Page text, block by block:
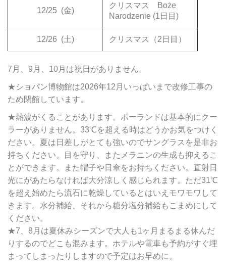
12/25 (金)
クリスマス Boże
Narodzenie (1日目)
12/26 (土) クリスマス（2日目）
7月、9月、10月は祝日がありません。
★ショパン博物館は2026年12月いっぱいまで改修工事の
ため閉館しています。
★熱波がくることがあります。ポーランドは基本的にクー
ラーがありません。33℃を超える時はどうかお気をつけく
ださい。夏は日差しがとても強いのでサングラスを是非お
持ちください。目を守り、またメラニンの生成も抑えるこ
とができます。また帽子や日傘をお持ちください。直射日
光にがあたらなければ大分涼しく感じられます。ただ31℃
を超え始めたら流石に乾燥しているとはいえモワモワして
きます。水分補給、それから糖分塩分補給もこまめにして
ください。
★7、8月は夏休みシーズンで大人も1ヶ月まるまる休んだ
りするのでどこも混みます。ホテルや電車も予約がすぐ埋
まってしまったりしますので予定はお早めに。